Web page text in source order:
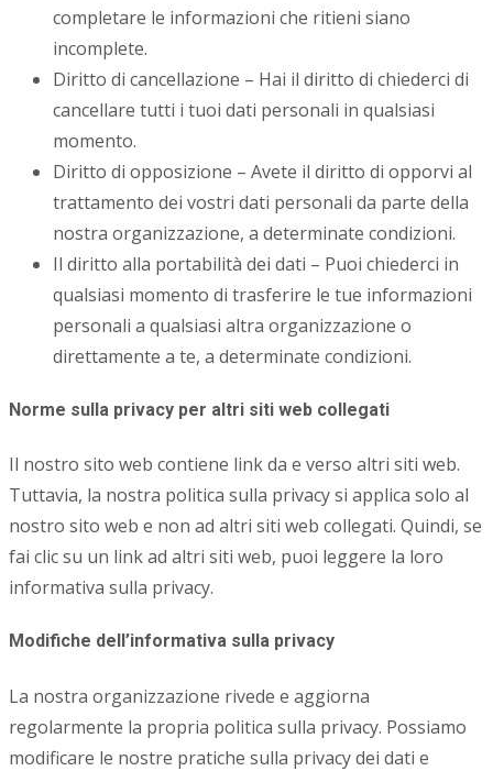
completare le informazioni che ritieni siano
incomplete.
Diritto di cancellazione – Hai il diritto di chiederci di
cancellare tutti i tuoi dati personali in qualsiasi
momento.
Diritto di opposizione – Avete il diritto di opporvi al
trattamento dei vostri dati personali da parte della
nostra organizzazione, a determinate condizioni.
Il diritto alla portabilità dei dati – Puoi chiederci in
qualsiasi momento di trasferire le tue informazioni
personali a qualsiasi altra organizzazione o
direttamente a te, a determinate condizioni.
Norme sulla privacy per altri siti web collegati
Il nostro sito web contiene link da e verso altri siti web.
Tuttavia, la nostra politica sulla privacy si applica solo al
nostro sito web e non ad altri siti web collegati. Quindi, se
fai clic su un link ad altri siti web, puoi leggere la loro
informativa sulla privacy.
Modifiche dell’informativa sulla privacy
La nostra organizzazione rivede e aggiorna
regolarmente la propria politica sulla privacy. Possiamo
modificare le nostre pratiche sulla privacy dei dati e